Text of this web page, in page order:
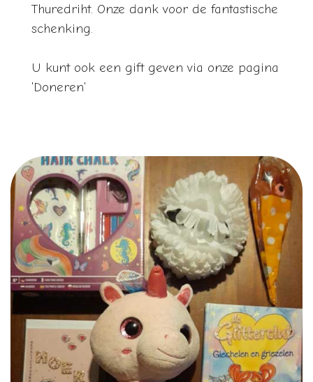
Thuredriht. Onze dank voor de fantastische
schenking.
U kunt ook een gift geven via onze pagina
'Doneren'